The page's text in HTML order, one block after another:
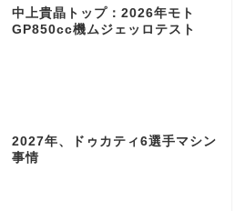
中上貴晶トップ：2026年モト
GP850cc機ムジェッロテスト
2027年、ドゥカティ6選手マシン
事情